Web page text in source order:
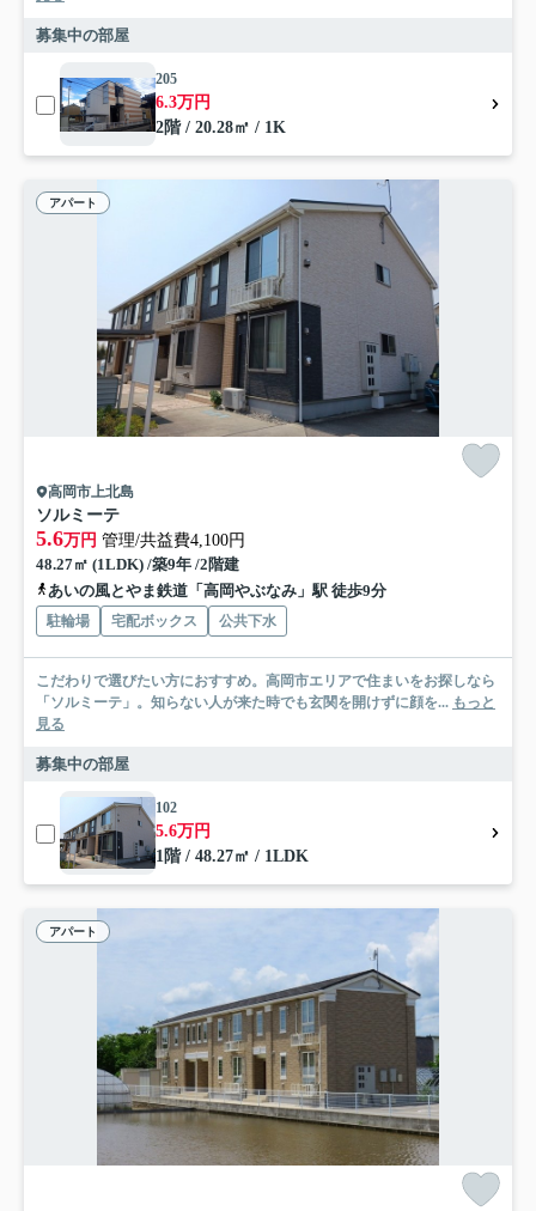
募集中の部屋
205
6.3万円
2階 / 20.28㎡ / 1K
アパート
高岡市上北島
ソルミーテ
5.6万円 管理/共益費4,100円
48.27㎡ (1LDK) /築9年 /2階建
あいの風とやま鉄道「高岡やぶなみ」駅 徒歩9分
駐輪場 宅配ボックス 公共下水
こだわりで選びたい方におすすめ。高岡市エリアで住まいをお探しなら
「ソルミーテ」。知らない人が来た時でも玄関を開けずに顔を... もっと
見る
募集中の部屋
102
5.6万円
1階 / 48.27㎡ / 1LDK
アパート